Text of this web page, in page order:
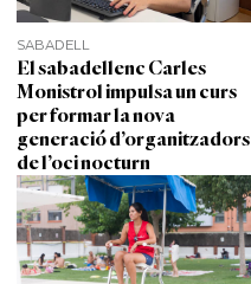
SABADELL
El sabadellenc Carles
Monistrol impulsa un curs
per formar la nova
generació d’organitzadors
de l’oci nocturn